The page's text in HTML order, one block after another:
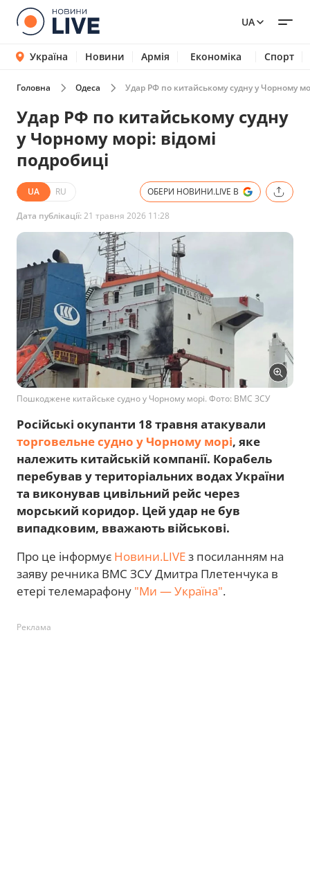
UA
Україна Новини Армія Економіка Спорт
Головна Одеса Удар РФ по китайському судну у Чорному
Удар РФ по китайському судну
у Чорному морі: відомі
подробиці
UA RU ОБЕРИ НОВИНИ.LIVE В
Дата публікації:21 травня 2026 11:28
Пошкоджене китайське судно у Чорному морі. Фото: ВМС ЗСУ
Російські окупанти 18 травня атакували
торговельне судно у Чорному морі, яке
належить китайській компанії. Корабель
перебував у територіальних водах України
та виконував цивільний рейс через
морський коридор. Цей удар не був
випадковим, вважають військові.
Про це інформує Новини.LIVEз посиланням на
заяву речника ВМС ЗСУ Дмитра Плетенчука в
етері телемарафону "Ми — Україна".
Реклама